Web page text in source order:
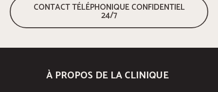
CONTACT TÉLÉPHONIQUE CONFIDENTIEL
24/7
À PROPOS DE LA CLINIQUE